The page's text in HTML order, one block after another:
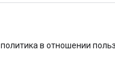
в отношении